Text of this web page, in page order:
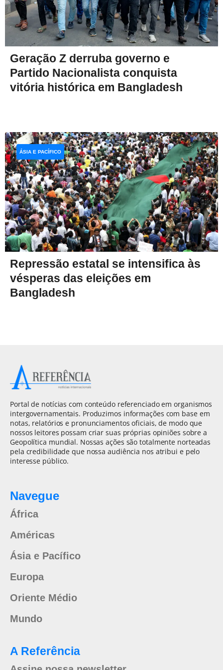
Geração Z derruba governo e
Partido Nacionalista conquista
vitória histórica em Bangladesh
Repressão estatal se intensifica às
vésperas das eleições em
Bangladesh
ÁSIA E PACÍFICO
Portal de notícias com conteúdo referenciado em organismos
intergovernamentais. Produzimos informações com base em
notas, relatórios e pronunciamentos oficiais, de modo que
nossos leitores possam criar suas próprias opiniões sobre a
Geopolítica mundial. Nossas ações são totalmente norteadas
pela credibilidade que nossa audiência nos atribui e pelo
interesse público.
Navegue
África
Américas
Ásia e Pacífico
Europa
Oriente Médio
Mundo
A Referência